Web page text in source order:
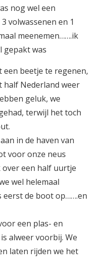
nog wel een
volwassenen en 1
meenemen…….ik
gepakt was
een beetje te regenen,
half Nederland weer
geluk, we
terwijl het toch
in de haven van
voor onze neus
een half uurtje
wel helemaal
eerst de boot op…….en
een plas- en
alweer voorbij. We
laten rijden we het